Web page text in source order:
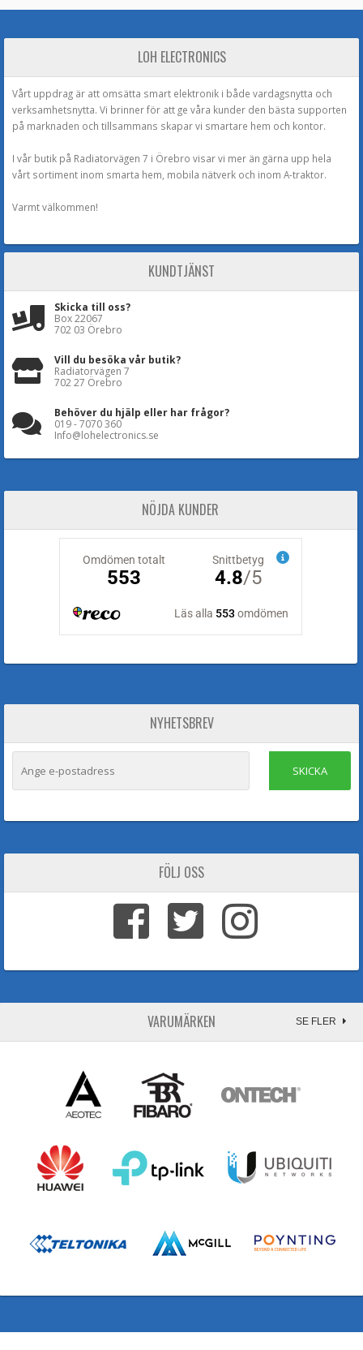
LOH ELECTRONICS
Vårt uppdrag är att omsätta smart elektronik i både vardagsnytta och
verksamhetsnytta. Vi brinner för att ge våra kunder den bästa supporten
på marknaden och tillsammans skapar vi smartare hem och kontor.
I vår butik på Radiatorvägen 7 i Örebro visar vi mer än gärna upp hela
vårt sortiment inom smarta hem, mobila nätverk och inom A-traktor.
Varmt välkommen!
KUNDTJÄNST
Skicka till oss?
Box 22067
702 03 Örebro
Vill du besöka vår butik?
Radiatorvägen 7
702 27 Örebro
Behöver du hjälp eller har frågor?
019 - 7070 360
Info@lohelectronics.se
NÖJDA KUNDER
NYHETSBREV
SKICKA
FÖLJ OSS
VARUMÄRKEN SE FLER